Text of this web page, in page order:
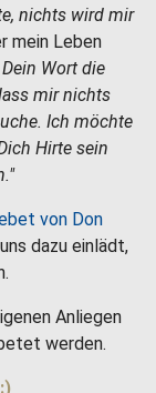
nichts wird mir
mein Leben
Wort die
mir nichts
Ich möchte
Hirte sein
von Don
dazu einlädt,
Anliegen
werden.